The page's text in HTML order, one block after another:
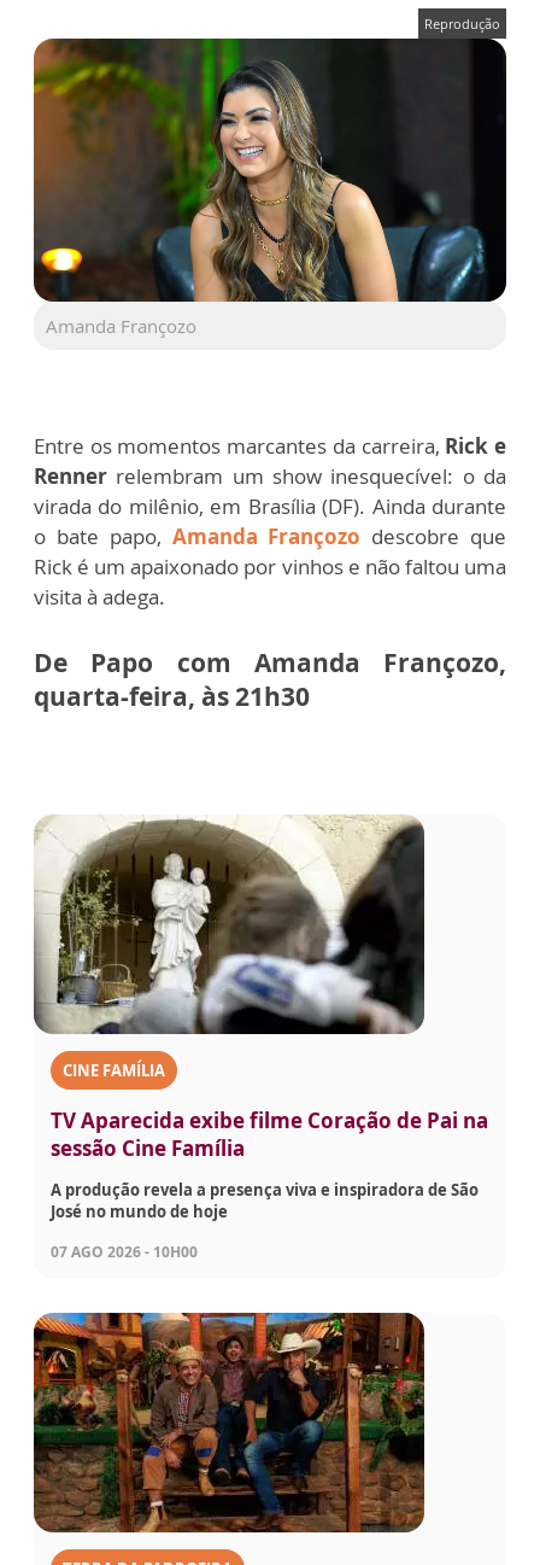
Reprodução
Amanda Françozo
Entre os momentos marcantes da carreira, Rick e
Renner relembram um show inesquecível: o da
virada do milênio, em Brasília (DF). Ainda durante
o bate papo, Amanda Françozo descobre que
Rick é um apaixonado por vinhos e não faltou uma
visita à adega.
De Papo com Amanda Françozo,
quarta-feira, às 21h30
CINE FAMÍLIA
TV Aparecida exibe filme Coração de Pai na
sessão Cine Família
A produção revela a presença viva e inspiradora de São
José no mundo de hoje
07 AGO 2026 - 10H00